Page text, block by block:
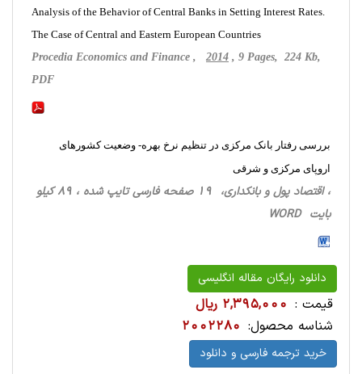
Analysis of the Behavior of Central Banks in Setting Interest Rates.
The Case of Central and Eastern European Countries
Procedia Economics and Finance , 2014 , 9 Pages, 224 Kb,
PDF
بررسی رفتار بانک مرکزی در تنظیم نرخ بهره- وضعیت کشورهای
اروپای مرکزی و شرقی
، اقتصاد پول و بانکداری، 19 صفحه فارسی تایپ شده ، 89 کیلو
بایت WORD
دانلود رایگان مقاله انگلیسی
قیمت : 2,395,000 ریال
شناسه محصول: 2002280
خرید ترجمه فارسی و دانلود